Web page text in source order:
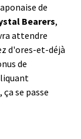
de
Bearers,
attendre
d'ores-et-déjà
de
se passe